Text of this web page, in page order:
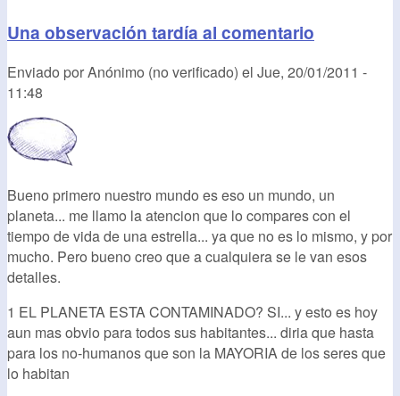
Una observación tardía al comentario
Enviado porAnónimo (no verificado) el Jue, 20/01/2011 -
11:48
Bueno primero nuestro mundo es eso un mundo, un
planeta... me llamo la atencion que lo compares con el
tiempo de vida de una estrella... ya que no es lo mismo, y por
mucho. Pero bueno creo que a cualquiera se le van esos
detalles.
1 EL PLANETA ESTA CONTAMINADO? SI... y esto es hoy
aun mas obvio para todos sus habitantes... diria que hasta
para los no-humanos que son la MAYORIA de los seres que
lo habitan